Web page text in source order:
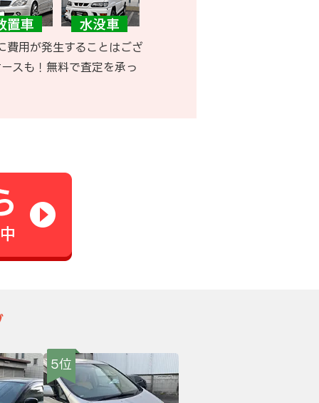
費用が発生することはござ
スも！無料で査定を承っ
5位